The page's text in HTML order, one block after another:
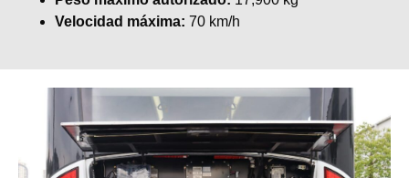
Velocidad máxima: 70 km/h